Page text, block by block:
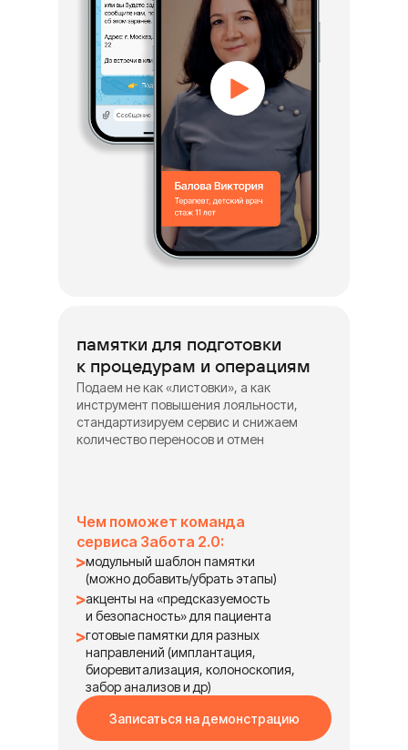
памятки для подготовки
к процедурам и операциям
Подаем не как «листовки», а как
инструмент повышения лояльности,
стандартизируем сервис и снижаем
количество переносов и отмен
Чем поможет команда
сервиса Забота 2.0:
модульный шаблон памятки
(можно добавить/убрать этапы)
акценты на «предсказуемость
и безопасность» для пациента
готовые памятки для разных
направлений (имплантация,
биоревитализация, колоноскопия,
забор анализов и др)
Записаться на демонстрацию